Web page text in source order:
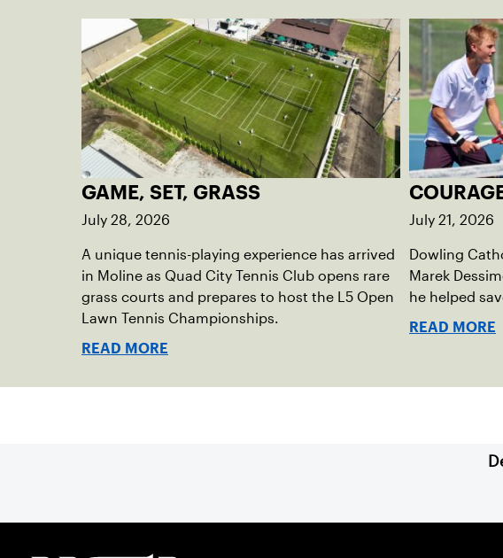
GAME, SET, GRASS
July 28, 2026
A unique tennis-playing experience has arrived
in Moline as Quad City Tennis Club opens rare
grass courts and prepares to host the L5 Open
Lawn Tennis Championships.
READ MORE
July 21, 2026
Dowling
Marek
he helped
READ MORE